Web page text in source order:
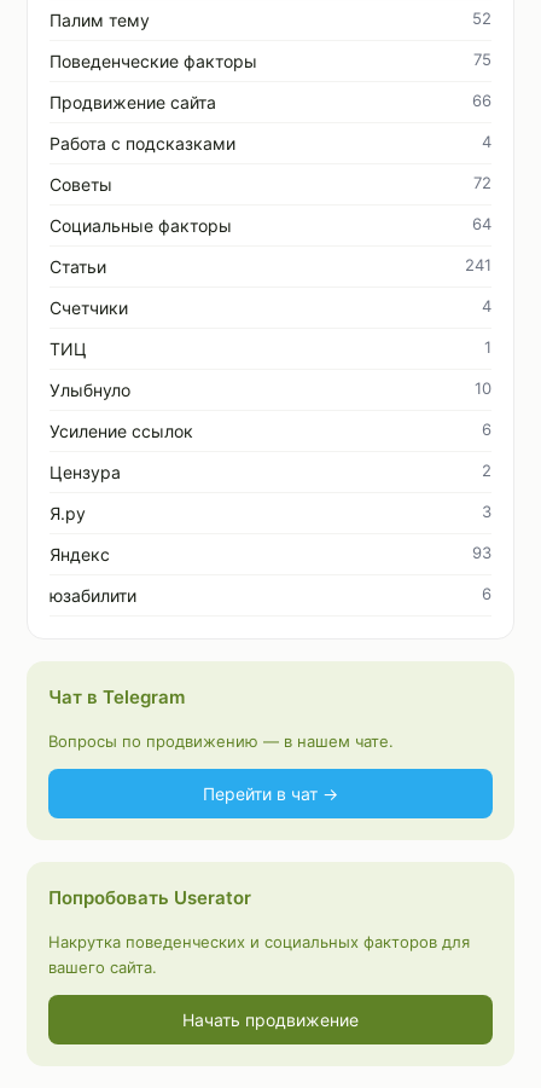
Палим тему 52
Поведенческие факторы 75
Продвижение сайта 66
Работа с подсказками 4
Советы 72
Социальные факторы 64
Статьи 241
Счетчики 4
ТИЦ 1
Улыбнуло 10
Усиление ссылок 6
Цензура 2
Я.ру 3
Яндекс 93
юзабилити 6
Чат в Telegram
Вопросы по продвижению — в нашем чате.
Перейти в чат →
Попробовать Userator
Накрутка поведенческих и социальных факторов для
вашего сайта.
Начать продвижение